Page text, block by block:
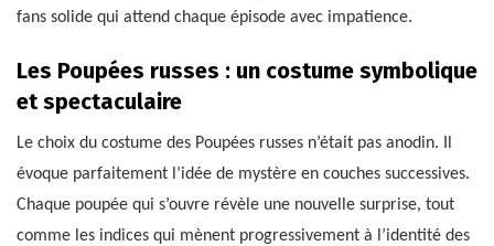
fans solide qui attend chaque épisode avec impatience.
Les Poupées russes : un costume symbolique
et spectaculaire
Le choix du costume des Poupées russes n’était pas anodin. Il
évoque parfaitement l’idée de mystère en couches successives.
Chaque poupée qui s’ouvre révèle une nouvelle surprise, tout
comme les indices qui mènent progressivement à l’identité des